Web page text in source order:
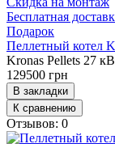
Бесплатная
Подарок
Пеллетный котел
Kronas Pellets 27
129500 грн
В закладки
К сравнению
Отзывов: 0